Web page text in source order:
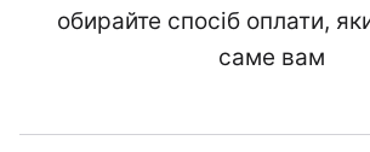
обирайте спосіб оплати,
саме вам